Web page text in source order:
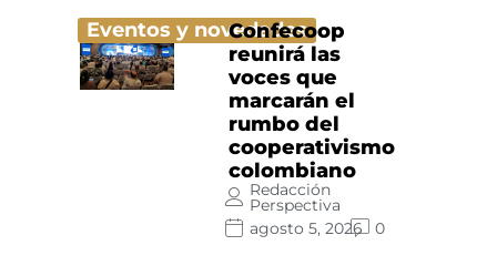
Eventos y novedades
Confecoop
reunirá las
voces que
marcarán el
rumbo del
cooperativismo
colombiano
Redacción
Perspectiva
agosto 5, 2026
0